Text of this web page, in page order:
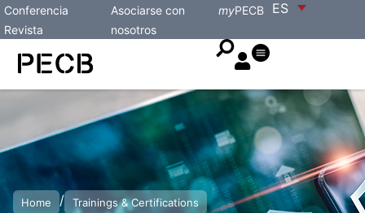
Conferencia
Revista
Asociarse con
nosotros
ES
myPECB
Home / Trainings & Certifications